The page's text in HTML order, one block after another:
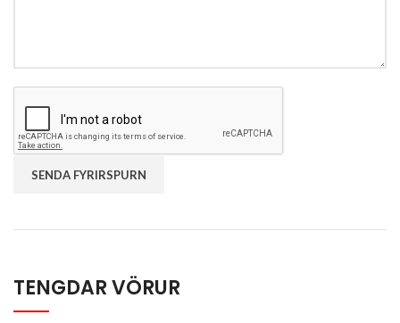
TENGDAR VÖRUR